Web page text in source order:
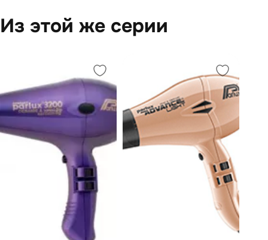
Из этой же серии